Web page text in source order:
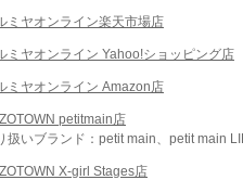
ミヤオンライン楽天市場店
ミヤオンライン Yahoo!ショッピング店
ミヤオンライン Amazon店
petitmain店
扱いブランド：petit main、petit main
X-girl Stages店